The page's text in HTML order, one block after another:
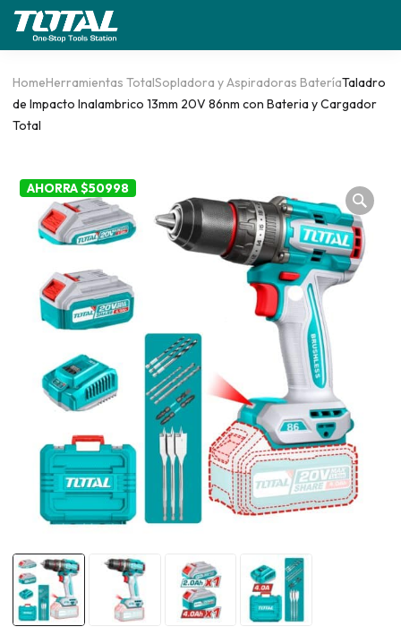
HomeHerramientas TotalSopladora y Aspiradoras BateríaTaladro
de Impacto Inalambrico 13mm 20V 86nm con Bateria y Cargador
Total
AHORRA $50998